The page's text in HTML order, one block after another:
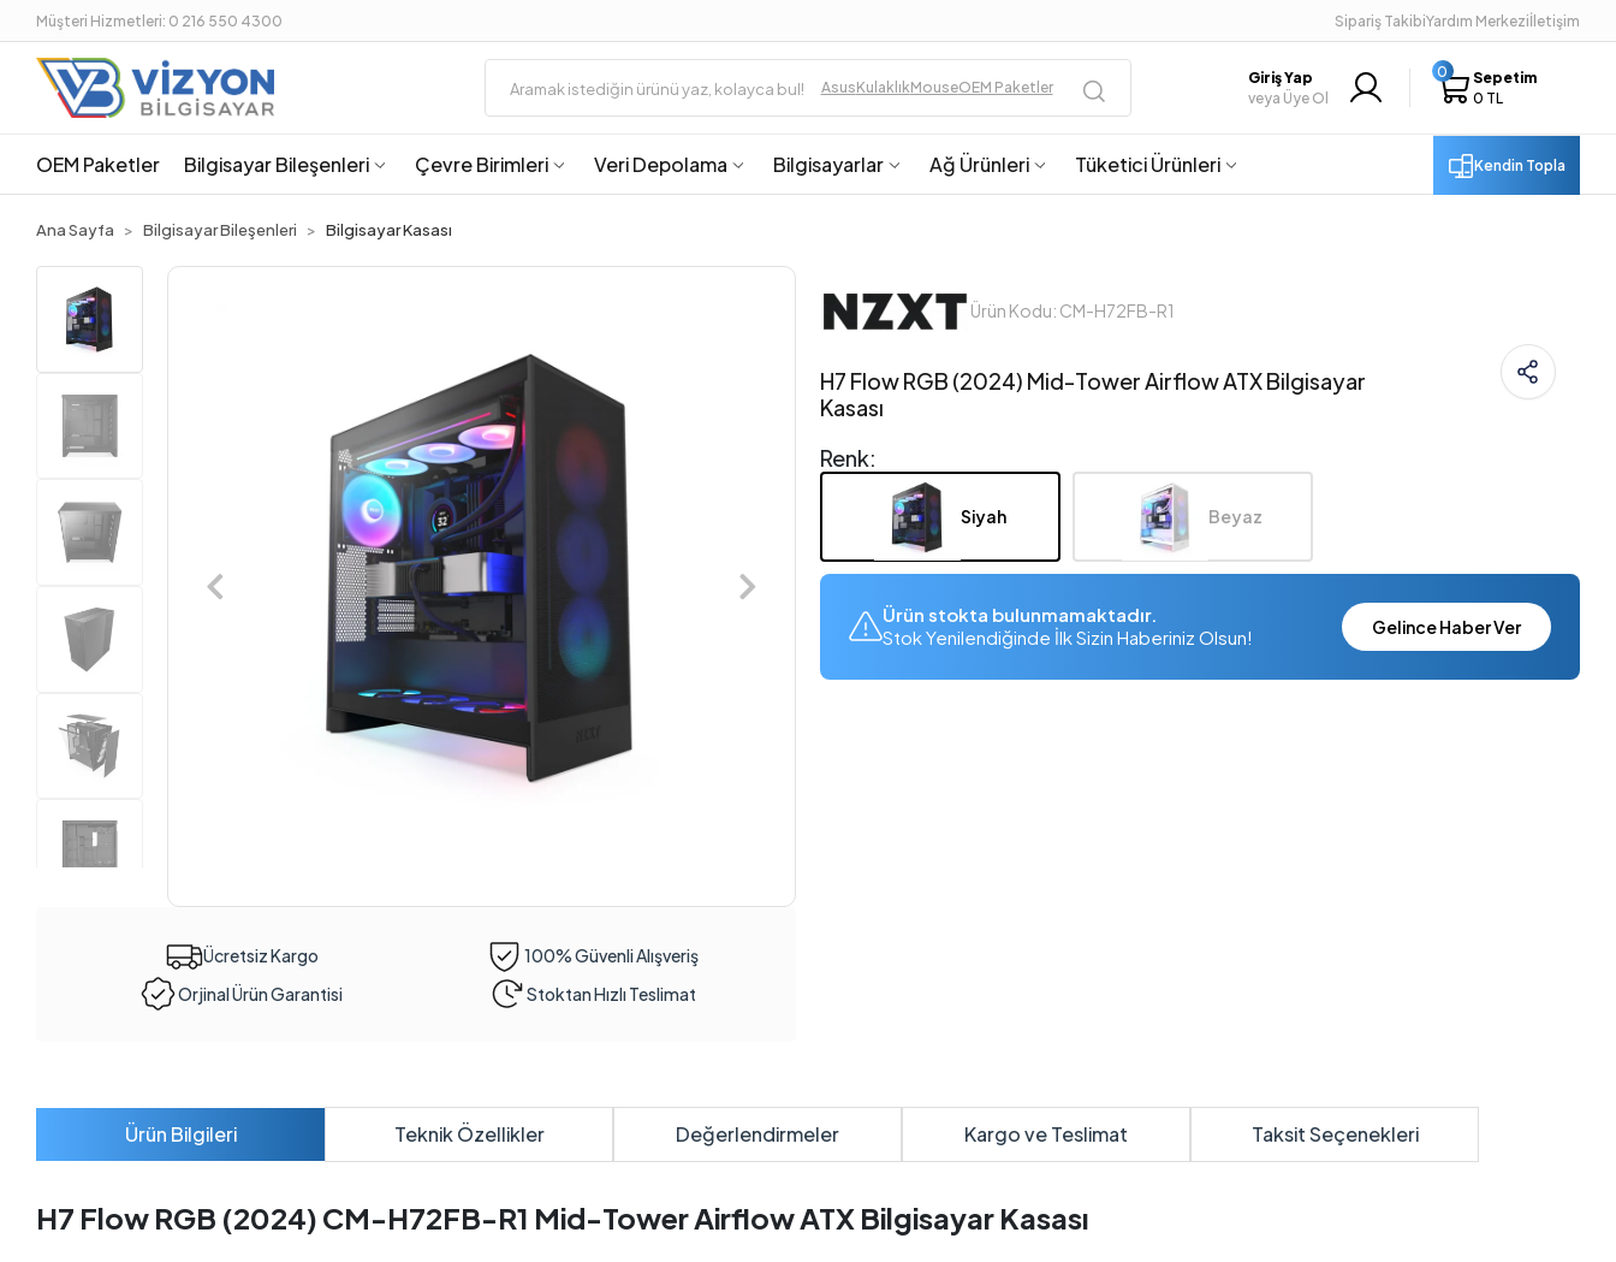
Müşteri Hizmetleri: 0 216 550 4300 Sipariş TakibiYardım Merkeziİletişim
AsusKulaklıkMouseOEM Paketler
Giriş Yap
veya Üye Ol
0
Sepetim
0 TL
OEM Paketler Bilgisayar Bileşenleri Çevre Birimleri Veri Depolama Bilgisayarlar Ağ Ürünleri Tüketici Ürünleri Kendin Topla
Ana Sayfa Bilgisayar Bileşenleri Bilgisayar Kasası
Ücretsiz Kargo
100% Güvenli Alışveriş
Orjinal Ürün Garantisi
Stoktan Hızlı Teslimat
Ürün Kodu: CM-H72FB-R1
H7 Flow RGB (2024) Mid-Tower Airflow ATX Bilgisayar
Kasası
Renk:
Siyah Beyaz
Ürün stokta bulunmamaktadır.
Stok Yenilendiğinde İlk Sizin Haberiniz Olsun!
Gelince Haber Ver
Ürün Bilgileri Teknik Özellikler Değerlendirmeler Kargo ve Teslimat Taksit Seçenekleri
H7 Flow RGB (2024) CM-H72FB-R1 Mid-Tower Airflow ATX Bilgisayar Kasası